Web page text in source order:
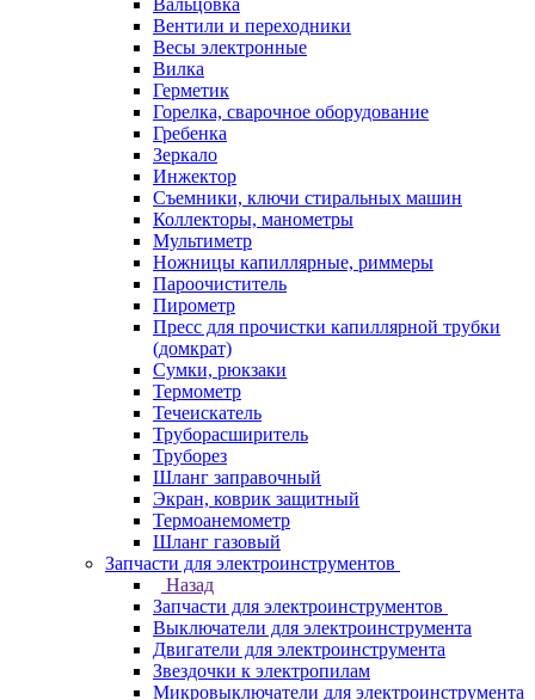
Вальцовка
Вентили и переходники
Весы электронные
Вилка
Герметик
Горелка, сварочное оборудование
Гребенка
Зеркало
Инжектор
Съемники, ключи стиральных машин
Коллекторы, манометры
Мультиметр
Ножницы капиллярные, риммеры
Пароочиститель
Пирометр
Пресс для прочистки капиллярной трубки
(домкрат)
Сумки, рюкзаки
Термометр
Течеискатель
Труборасширитель
Труборез
Шланг заправочный
Экран, коврик защитный
Термоанемометр
Шланг газовый
Запчасти для электроинструментов
Назад
Запчасти для электроинструментов
Выключатели для электроинструмента
Двигатели для электроинструмента
Звездочки к электропилам
Микровыключатели для электроинструмента